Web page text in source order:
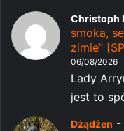
Christoph
smoka,
zimie”
06/08/2026
Lady
jest to
Dżądżen -